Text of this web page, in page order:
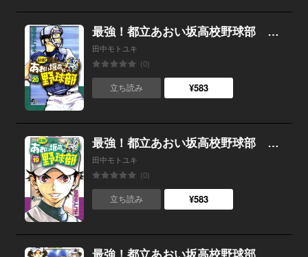
最強！都立あおい坂高校野球部 （20）
田中モトユキ
(0)
立ち読み ¥583
最強！都立あおい坂高校野球部 （19）
田中モトユキ
(0)
立ち読み ¥583